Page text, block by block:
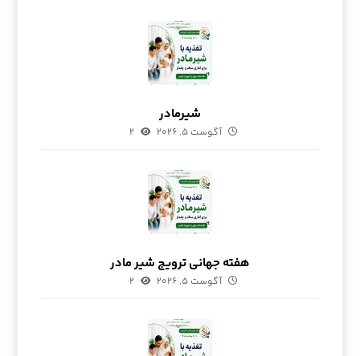
شیرمادر
آگوست ۵, ۲۰۲۶ ۲
هفته جهانی ترویج شیر مادر
آگوست ۵, ۲۰۲۶ ۲